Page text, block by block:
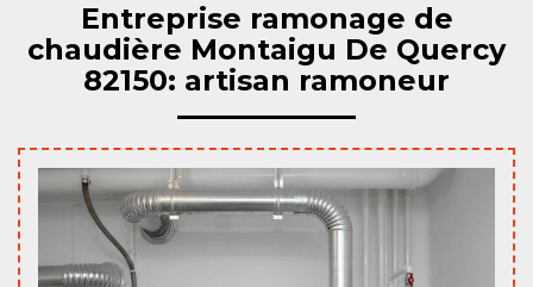
Entreprise ramonage de
chaudière Montaigu De Quercy
82150: artisan ramoneur